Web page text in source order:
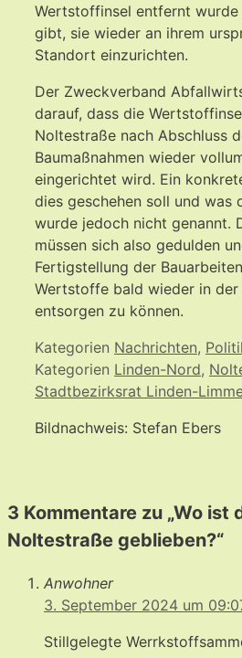
Wertstoffinsel entfernt wurde
gibt, sie wieder an ihrem
Standort einzurichten.
Der Zweckverband
darauf, dass die
Noltestraße nach Abschluss
Baumaßnahmen wieder
eingerichtet wird. Ein
dies geschehen soll und was
wurde jedoch nicht genannt.
müssen sich also gedulden
Fertigstellung der
Wertstoffe bald wieder in der
entsorgen zu können.
Kategorien Nachrichten,
Kategorien Linden-Nord,
Stadtbezirksrat Linden-
Bildnachweis: Stefan Ebers
3 Kommentare zu „Wo
Noltestraße geblieben?“
Anwohner
3. September 2024 um
Stillgelegte